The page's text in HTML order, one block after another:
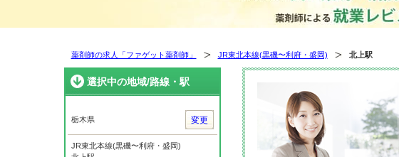
薬剤師の求人「ファゲット薬剤師」 JR東北本線(黒磯〜利府・盛岡) 北上駅
選択中の地域/路線・駅
栃木県 変更
JR東北本線(黒磯〜利府・盛岡)